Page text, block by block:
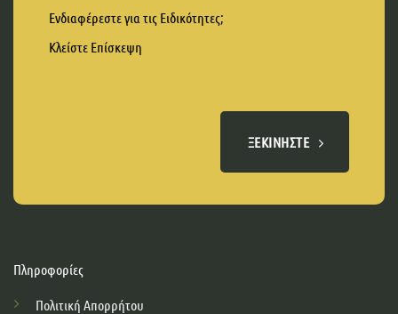
Ενδιαφέρεστε για τις Ειδικότητες;
Κλείστε Επίσκεψη
ΞΕΚΙΝΉΣΤΕ
Πληροφορίες
Πολιτική Απορρήτου